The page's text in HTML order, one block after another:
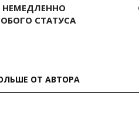
СТАТУСА
ОТ АВТОРА